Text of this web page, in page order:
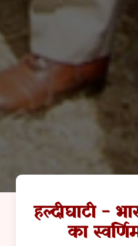
हल्दीघाटी -
का